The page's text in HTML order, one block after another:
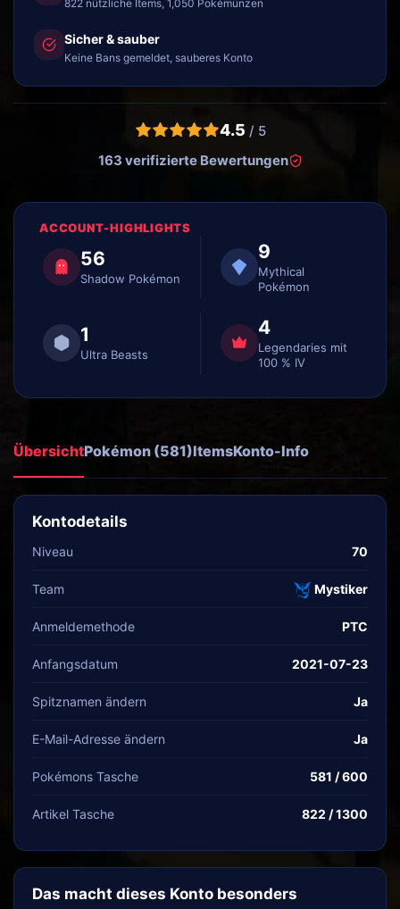
822 nützliche Items, 1,050 Pokémünzen
Sicher & sauber
Keine Bans gemeldet, sauberes Konto
4.5 / 5
163 verifizierte Bewertungen
ACCOUNT-HIGHLIGHTS
56
Shadow Pokémon
9
Mythical
Pokémon
1
Ultra Beasts
4
Legendaries mit
100 % IV
ÜbersichtPokémon (581)ItemsKonto-Info
Kontodetails
Niveau 70
Team Mystiker
Anmeldemethode PTC
Anfangsdatum 2021-07-23
Spitznamen ändern Ja
E-Mail-Adresse ändern Ja
Pokémons Tasche 581 / 600
Artikel Tasche 822 / 1300
Das macht dieses Konto besonders